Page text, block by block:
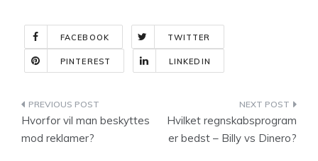
FACEBOOK TWITTER
PINTEREST LINKEDIN
Indlægsnavigation
Hvorfor vil man beskyttes
mod reklamer?
Hvilket regnskabsprogram
er bedst – Billy vs Dinero?